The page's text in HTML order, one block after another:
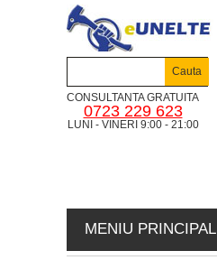
MENIU PRINCIPAL
CONSULTANTA GRATUITA
0723 229 623
LUNI - VINERI 9:00 - 21:00
Cauta